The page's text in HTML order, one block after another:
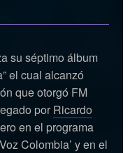
su séptimo álbum
el cual alcanzó
que otorgó FM
por Ricardo
en el programa
Colombia’ y en el